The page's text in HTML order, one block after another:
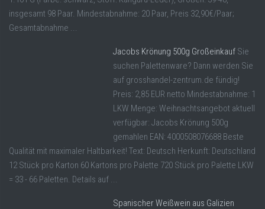
insgesamt 98 Paar. Mindestabnahme: 20 Paar, Preis 32,90€/Paar;
Gesamtabnahme ...
Jacobs Krönung 500g Großeinkauf Sie
suchen Palettenware? Dann werden Sie
auf grosshandel-zentrum.de fündig!
Preis: 2,85 EUR netto Mindestabnahme: 1
LKW Menge: Weihnachtsangebot aktuell
verfügbar: Jacobs Krönung 500g
gemahlen EAN: 4000508076688 Beste
Qualität mit maximaler Haltbarkeit! Text: Deutsch Herkunft: Deutschland
12 Stück pro Karton 60 Kartons pro Palette 720 Stück pro Palette LKW
= 33 - 66 Paletten. Details auf ...
Spanischer Weißwein aus Galizien